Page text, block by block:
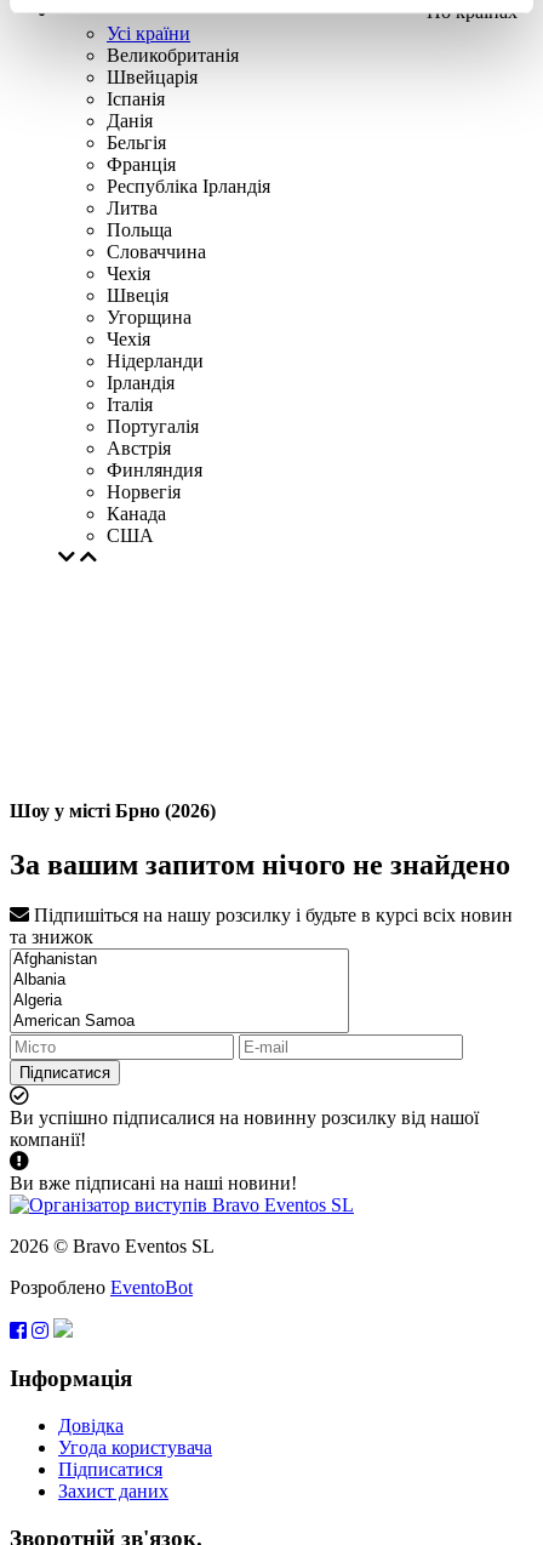
По країнах
Усі країни
Великобританія
Швейцарія
Іспанія
Данія
Бельгія
Франція
Республіка Ірландія
Литва
Польща
Словаччина
Чехія
Швецiя
Угорщина
Чехія
Нідерланди
Iрландія
Iталiя
Португалія
Австрія
Финляндия
Норвегія
Канада
США
Шоу у місті Брно (2026)
За вашим запитом нічого не знайдено
Підпишіться на нашу розсилку і будьте в курсі всіх новин
та знижок
Підписатися
Ви успішно підписалися на новинну розсилку від нашої
компанії!
Ви вже підписані на наші новини!
2026 © Bravo Eventos SL
Розроблено EventoBot
Інформація
Довідка
Угода користувача
Підписатися
Захист даних
Зворотній зв'язок.